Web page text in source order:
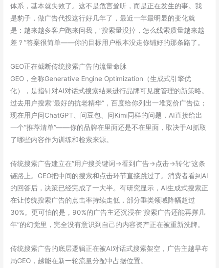
成
本
体系，基本就失效了。这不是危言耸听，而是正在发生的事。我
是豹子，做广告代投这行好几年了，最近一年最明显的变化就
是：越来越多客户跑来问我，”搜索量没掉，怎么线索质量越来越
差？”答案很简单——你的目标用户根本没走你铺好的那条路了。
GEO正在截断传统搜索广告的流量命脉
GEO，全称Generative Engine Optimization（生成式引擎优
化），是指针对AI对话式搜索结果进行品牌可见度管理的新策略。
过去用户搜索”最好的抗老精华”，百度给你列出一堆竞价广告位；
现在用户问ChatGPT、问豆包、问Kimi同样的问题，AI直接给出
一个”推荐清单”——你的品牌在里面还是不在里面，取决于AI抓取
了哪些内容作为训练和检索来源。
传统搜索广告建立在”用户搜关键词→看到广告→点击→转化”这条
链路上。GEO把中间的搜索和点击环节直接跳过了。消费者看到AI
的回答后，决策已经完成了一大半。有研究显示，AI生成式搜索正
在让传统搜索广告的点击率持续走低，部分垂类领域降幅超过
30%。更可怕的是，90%的广告主还沉浸在”搜索广告还能再撑几
年”的幻觉里，完全没有意识到自己的内容资产正在被重新洗牌。
传统搜索广告的底层逻辑正在被AI对话式搜索架空，广告主越早布
局GEO，越能在新一轮流量分配中占据位置。